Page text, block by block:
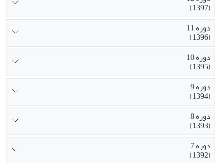
(1397)
دوره 11
(1396)
دوره 10
(1395)
دوره 9
(1394)
دوره 8
(1393)
دوره 7
(1392)